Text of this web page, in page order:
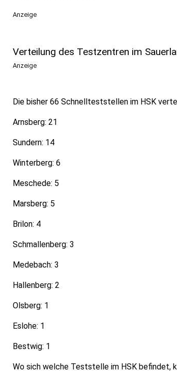
Anzeige
Verteilung des Testzentren im
Anzeige
Die bisher 66 Schnellteststellen im HSK
Arnsberg: 21
Sundern: 14
Winterberg: 6
Meschede: 5
Marsberg: 5
Brilon: 4
Schmallenberg: 3
Medebach: 3
Hallenberg: 2
Olsberg: 1
Eslohe: 1
Bestwig: 1
Wo sich welche Teststelle im HSK befindet,